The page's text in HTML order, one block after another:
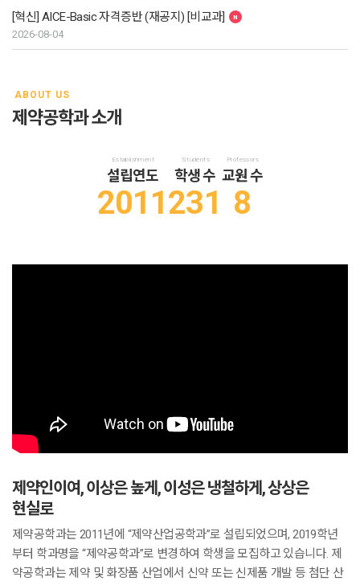
[혁신] AICE-Basic 자격증반 (재공지) [비교과]
2026-08-04
ABOUT US
제약공학과 소개
Establishment
설립연도
2011
Students
학생 수
231
Professors
교원 수
8
제약인이여, 이상은 높게, 이성은 냉철하게, 상상은
현실로
제약공학과는 2011년에 “제약산업공학과”로 설립되었으며, 2019학년
부터 학과명을 “제약공학과”로 변경하여 학생을 모집하고 있습니다. 제
약공학과는 제약 및 화장품 산업에서 신약 또는 신제품 개발 등 첨단 산